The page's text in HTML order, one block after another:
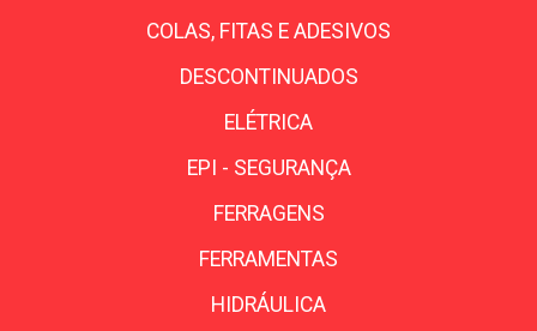
COLAS, FITAS E ADESIVOS
DESCONTINUADOS
ELÉTRICA
EPI - SEGURANÇA
FERRAGENS
FERRAMENTAS
HIDRÁULICA